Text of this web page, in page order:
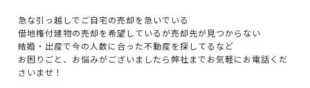
急な引っ越しでご自宅の売却を急いでいる
借地権付建物の売却を希望しているが売却先が見つからない
結婚・出産で今の人数に合った不動産を探してるなど
お困りごと、お悩みがございましたら弊社までお気軽にお電話くだ
さいませ！